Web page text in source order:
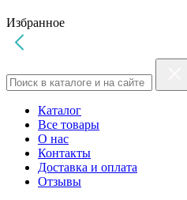
Избранное
Каталог
Все товары
О нас
Контакты
Доставка и оплата
Отзывы